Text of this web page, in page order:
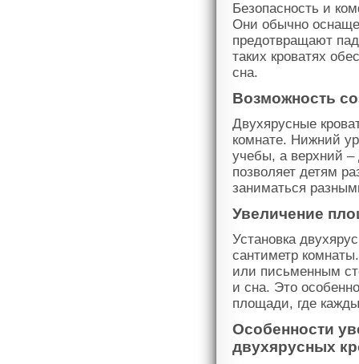
Безопасность и
Они обычно
предотвращают
таких кроватях
сна.
Возможность
Двухярусные
комнате. Нижний
учебы, а верхний –
позволяет детям
заниматься
Увеличение
Установка
сантиметр
или письменным
и сна. Это
площади, где
Особенности
двухярусных